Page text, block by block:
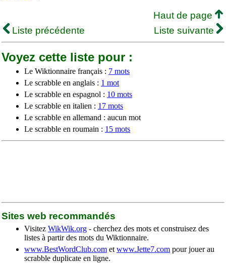
Haut de page
Liste précédente
Liste suivante
Voyez cette liste pour :
Le Wiktionnaire français : 7 mots
Le scrabble en anglais : 1 mot
Le scrabble en espagnol : 10 mots
Le scrabble en italien : 17 mots
Le scrabble en allemand : aucun mot
Le scrabble en roumain : 15 mots
Sites web recommandés
Visitez WikWik.org - cherchez des mots et construisez des
listes à partir des mots du Wiktionnaire.
www.BestWordClub.com et www.Jette7.com pour jouer au
scrabble duplicate en ligne.